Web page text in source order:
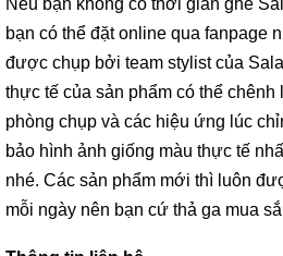
Nếu bạn không có thời gian ghé
bạn có thể đặt online qua fanpage
được chụp bởi team stylist của
thực tế của sản phẩm có thể chênh
phòng chụp và các hiệu ứng lúc
bảo hình ảnh giống màu thực tế
nhé. Các sản phẩm mới thì luôn
mỗi ngày nên bạn cứ thả ga mua